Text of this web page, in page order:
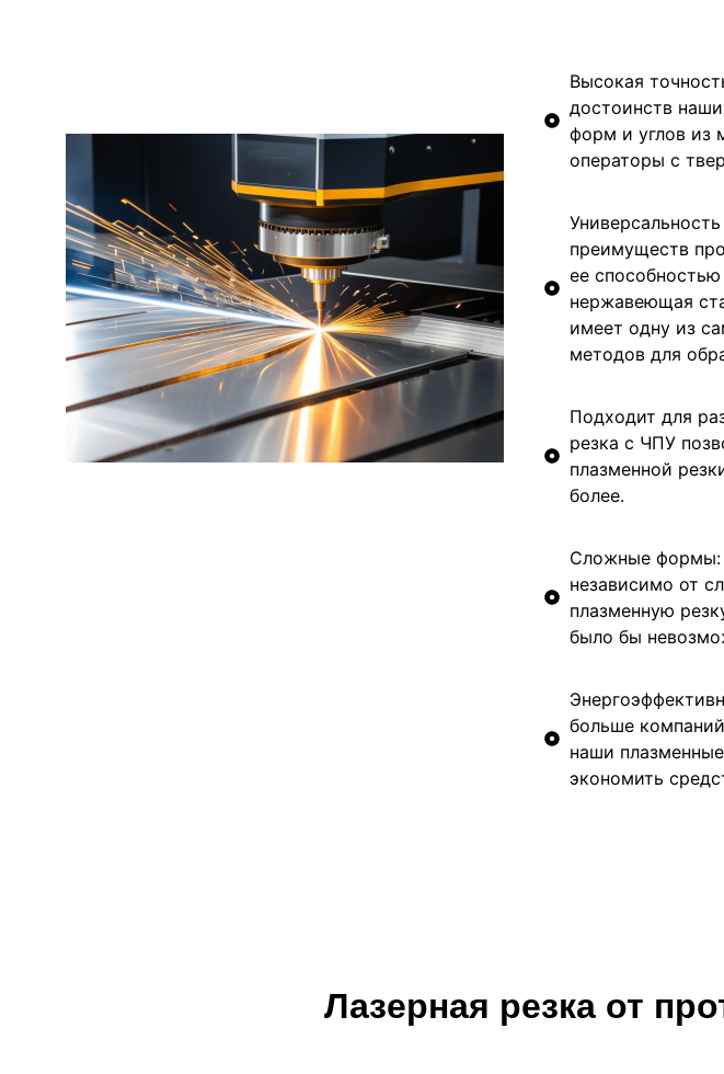
Высокая
достоинств
форм и углов из
операторы с
преимуществ
ее
нержавеющая
имеет одну из
методов для
Подходит для
резка с ЧПУ
плазменной
более.
Сложные формы:
независимо от
плазменную
было бы
больше
наши
экономить
Лазерная резка от